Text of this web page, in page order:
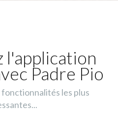
l'application
Padre Pio
les plus